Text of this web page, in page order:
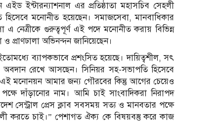
এইড ইন্টারন্যাশনাল এর প্রতিষ্ঠাতা মহাসচিব সেহলী
হিসেবে মনোনীত হয়েছেন। সমাজসেবা, মানবাধিকার
এ নেত্রীকে গুরুত্বপূর্ণ এই পদে মনোনীত করায় বিভিন্ন
প্রাণঢালা অভিনন্দন জানিয়েছেন।
ব্যাপকভাবে প্রশংসিত হয়েছে। দায়িত্বশীল, সৎ
অবদান রেখে আসছেন। সিনিয়র সহ-সভাপতি হিসেবে
“এই মনোনয়ন আমার জন্য গৌরবের কিন্তু আগের চেয়েও
দাঁড়ানোর নাম। আমি চাই সাংবাদিকরা নিরাপদ
সেন্ট্রাল প্রেস ক্লাব সবসময় সত্য ও মানবতার পক্ষে
করতে চাই।” পেশাগত ঐক্য কে বিষয়বস্তু করে কাজ